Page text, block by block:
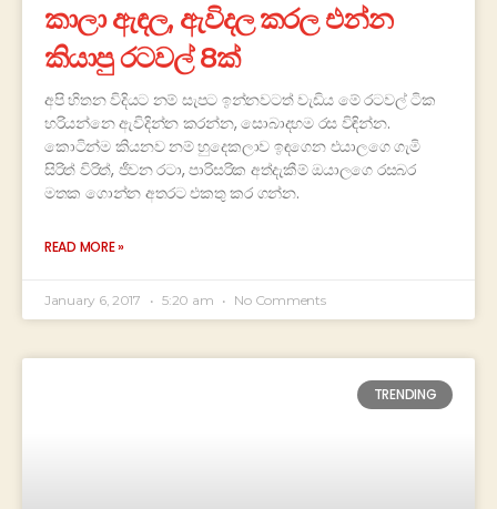
කාලා ඇඳල, ඇවිදල කරල එන්න
කියාපු රටවල් 8ක්
අපි හිතන විදියට නම් සැපට ඉන්නවටත් වැඩිය මේ රටවල් ටික
හරියන්නෙ ඇවිදින්න කරන්න, සොබාදහම රස විඳින්න.
කොටින්ම කියනව නම් හුදෙකලාව ඉඳගෙන එයාලගෙ ගැමි
සිරිත් විරිත්, ජීවන රටා, පාරිසරික අත්දැකීම් ඔයාලගෙ රසබර
මතක ගොන්න අතරට එකතු කර ගන්න.
READ MORE »
January 6, 2017 5:20 am No Comments
TRENDING